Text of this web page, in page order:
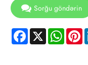
Sorğu göndərin
Facebook
X